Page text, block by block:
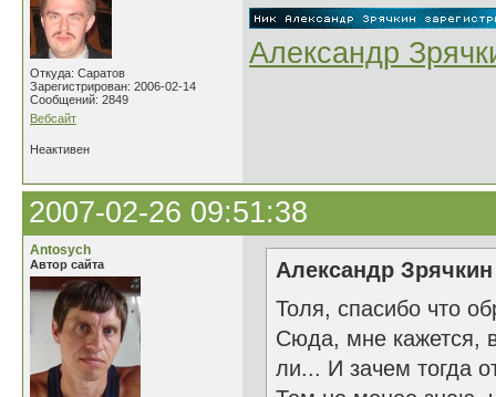
Откуда: Саратов
Зарегистрирован: 2006-02-14
Сообщений: 2849
Вебсайт
Александр
Неактивен
2007-02-26 09:51:38
Antosych
Автор сайта
Александр
Толя, спасибо что
Сюда, мне кажется,
ли... И зачем тогда